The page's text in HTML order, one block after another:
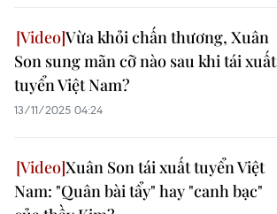
Vừa khỏi chấn thương, Xuân
Son sung mãn cỡ nào sau khi tái xuất
tuyển Việt Nam?
13/11/2025 04:24
Xuân Son tái xuất tuyển Việt
Nam: "Quân bài tẩy" hay "canh bạc"